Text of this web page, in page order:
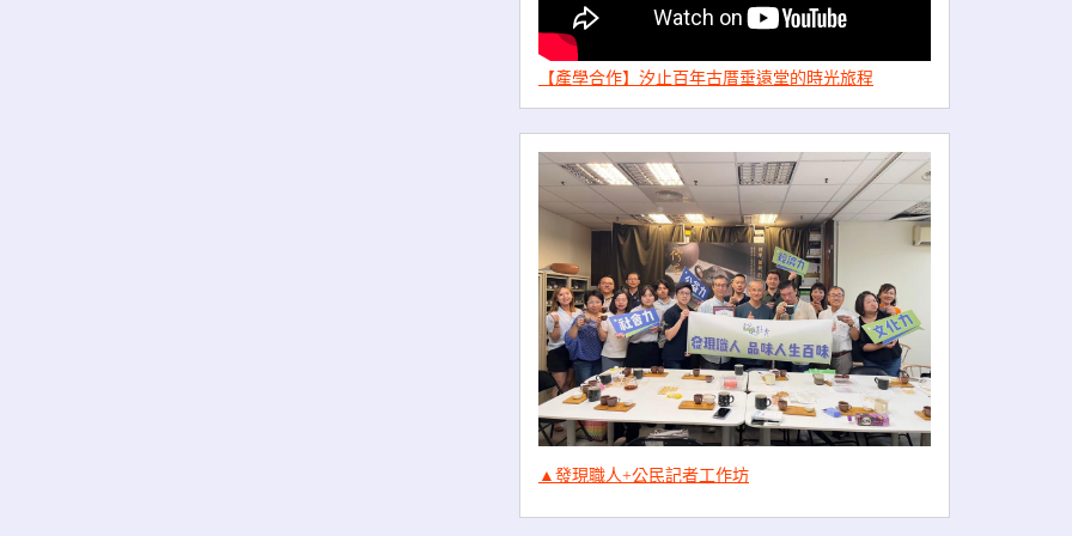
【產學合作】汐止百年古厝垂遠堂的時光旅程
▲發現職人+公民記者工作坊